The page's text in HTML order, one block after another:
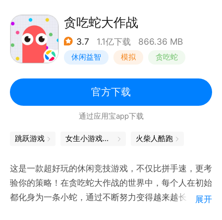
贪吃蛇大作战
3.7 1.1亿下载 866.36 MB
休闲益智 模拟 贪吃蛇
卡通
官方下载
通过应用宝app下载
跳跃游戏 女生小游戏大全 火柴人酷跑
这是一款超好玩的休闲竞技游戏，不仅比拼手速，更考
验你的策略！在贪吃蛇大作战的世界中，每个人在初始
都化身为一条小蛇，通过不断努力变得越来越长，最终
展开